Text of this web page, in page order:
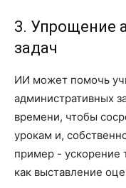
3. Упрощение
задач
ИИ может помочь
административных
времени, чтобы
урокам и,
пример - ускорение
как выставление